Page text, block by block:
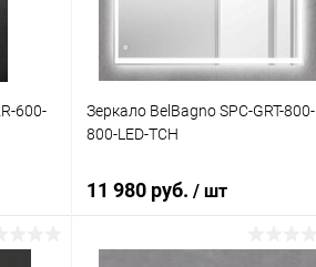
600-
Зеркало BelBagno SPC-GRT-800-
800-LED-TCH
11 980 руб. / шт